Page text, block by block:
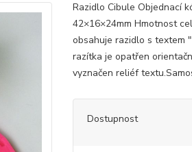
Razidlo Cibule Objednací
42×16×24mm Hmotnost
obsahuje razidlo s textem
razítka je opatřen
vyznačen reliéf
Dostupnost